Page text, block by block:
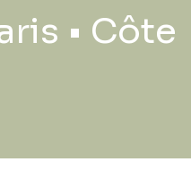
• Côte